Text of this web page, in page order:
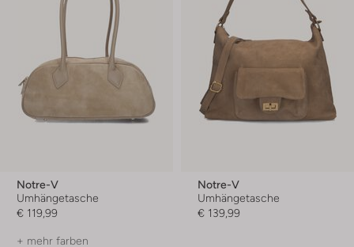
Notre-V
Umhängetasche
€ 119,99
+ mehr farben
Notre-V
Umhängetasche
€ 139,99